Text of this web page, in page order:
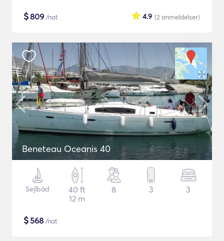
$809 /nat (2 anmeldelser)
4.9
Beneteau Oceanis 40
Sejlbåd
40 ft
12 m
8 3 3
$568 /nat